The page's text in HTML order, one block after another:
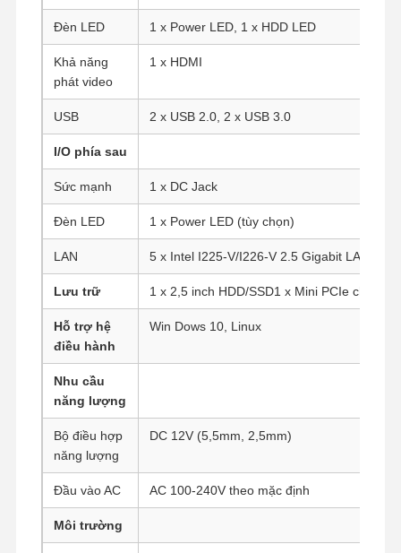
Kiểm Soát
Chất Lượng
Liên Hệ
Nói Chuyện
Đèn LED 1 x Power LED, 1 x HDD LED
Khả năng
phát video
1 x HDMI
USB 2 x USB 2.0, 2 x USB 3.0
I/O phía sau
Sức mạnh 1 x DC Jack
Đèn LED 1 x Power LED (tùy chọn)
LAN 5 x Intel I225-V/I226-V 2.5 Gigabit LAN
Lưu trữ 1 x 2,5 inch HDD/SSD1 x Mini PCIe cho
Hỗ trợ hệ
điều hành
Win Dows 10, Linux
Nhu cầu
năng lượng
Bộ điều hợp
năng lượng
DC 12V (5,5mm, 2,5mm)
Đầu vào AC AC 100-240V theo mặc định
Môi trường